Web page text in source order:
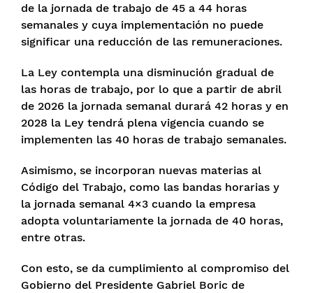
de la jornada de trabajo de 45 a 44 horas
semanales y cuya implementación no puede
significar una reducción de las remuneraciones.
La Ley contempla una disminución gradual de
las horas de trabajo, por lo que a partir de abril
de 2026 la jornada semanal durará 42 horas y en
2028 la Ley tendrá plena vigencia cuando se
implementen las 40 horas de trabajo semanales.
Asimismo, se incorporan nuevas materias al
Código del Trabajo, como las bandas horarias y
la jornada semanal 4×3 cuando la empresa
adopta voluntariamente la jornada de 40 horas,
entre otras.
Con esto, se da cumplimiento al compromiso del
Gobierno del Presidente Gabriel Boric de